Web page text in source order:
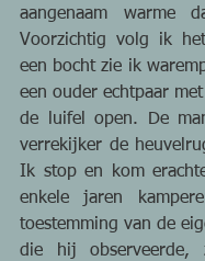
aangenaam warme
Voorzichtig volg ik
een bocht zie ik
een ouder echtpaar
de luifel open. De
verrekijker de
Ik stop en kom
enkele jaren
toestemming van de
die hij